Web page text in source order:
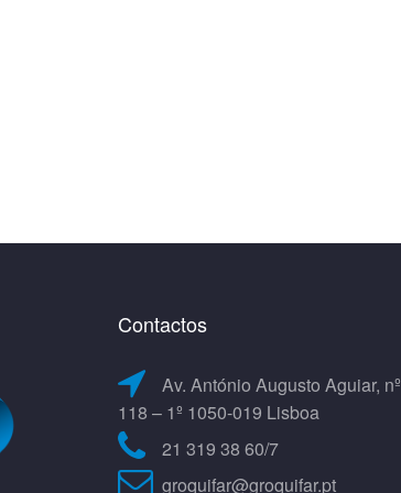
Contactos
Av. António Augusto Aguiar, nº
118 – 1º 1050-019 Lisboa
21 319 38 60/7
groquifar@groquifar.pt